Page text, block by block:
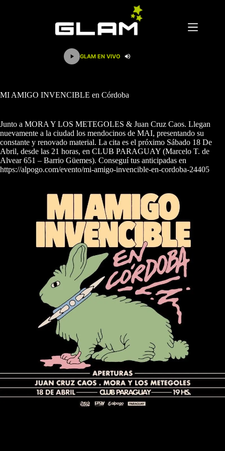
GLAM EN VIVO
MI AMIGO INVENCIBLE en Córdoba
Junto a MORA Y LOS METEGOLES & Juan Cruz Caos. Llegan
nuevamente a la ciudad los mendocinos de MAI, presentando su
constante y renovado material. La cita es el próximo Sábado 18 De
Abril, desde las 21 horas, en CLUB PARAGUAY (Marcelo T. de
Alvear 651 – Barrio Güemes). Conseguí tus anticipadas en
https://alpogo.com/evento/mi-amigo-invencible-en-cordoba-24405